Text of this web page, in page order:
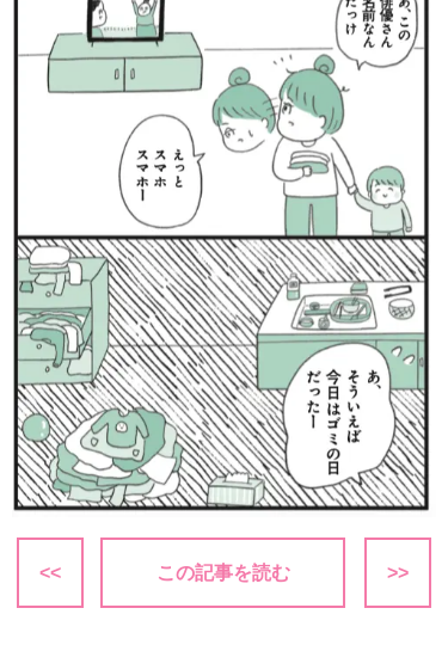
<< この記事を読む >>